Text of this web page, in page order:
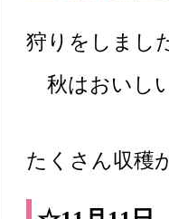
狩りをしまし
秋はおいし
たくさん収穫